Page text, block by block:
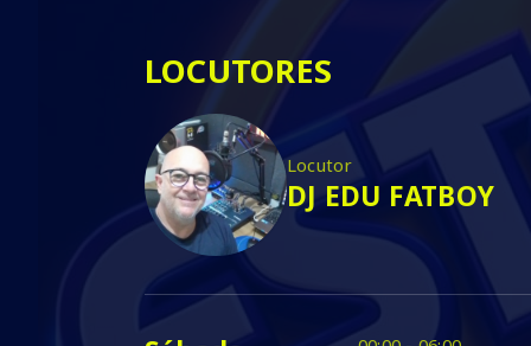
LOCUTORES
Locutor
DJ EDU FATBOY